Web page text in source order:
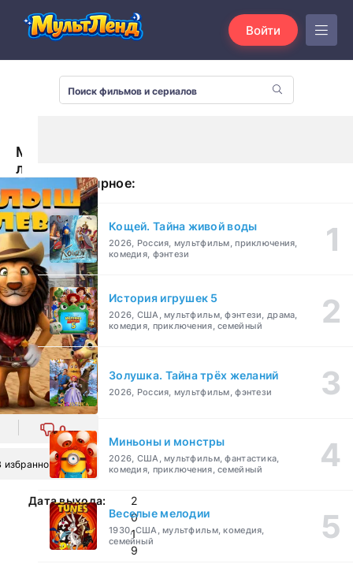
Войти
Малыш
лев
(2019)
0
избранное
Дата выхода:
2
0
1
9
Популярное:
Кощей. Тайна живой воды
2026, Россия, мультфильм, приключения,
комедия, фэнтези
История игрушек 5
2026, США, мультфильм, фэнтези, драма,
комедия, приключения, семейный
Золушка. Тайна трёх желаний
2026, Россия, мультфильм, фэнтези
Миньоны и монстры
2026, США, мультфильм, фантастика,
комедия, приключения, семейный
Веселые мелодии
1930, США, мультфильм, комедия,
семейный